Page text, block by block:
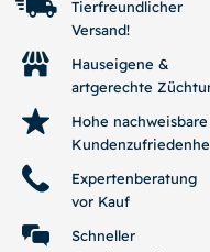
2x Betta imbellis
„DDR-Stamm“ –
historische
Linienreinheit,
klassischer Imbellis-
Typ
42,00€